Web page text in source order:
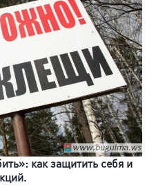
как защитить себя и